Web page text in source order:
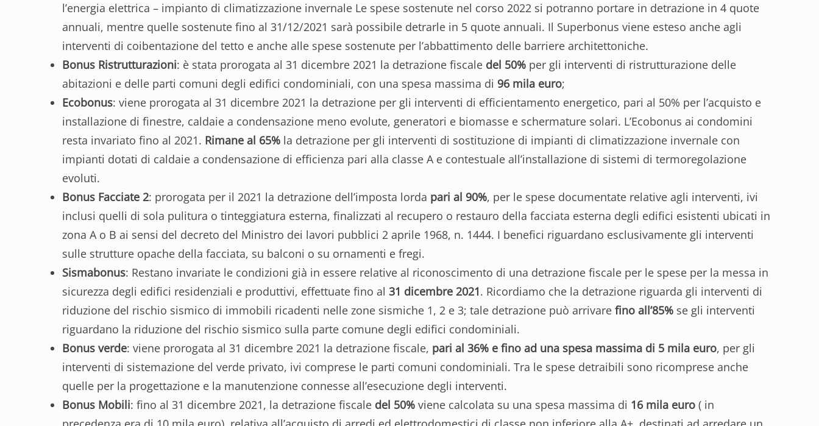
l’energia elettrica – impianto di climatizzazione invernale Le spese sostenute nel corso 2022 si potranno portare in detrazione in 4 quote
annuali, mentre quelle sostenute fino al 31/12/2021 sarà possibile detrarle in 5 quote annuali. Il Superbonus viene esteso anche agli
interventi di coibentazione del tetto e anche alle spese sostenute per l’abbattimento delle barriere architettoniche.
Bonus Ristrutturazioni: è stata prorogata al 31 dicembre 2021 la detrazione fiscale del 50% per gli interventi di ristrutturazione delle
abitazioni e delle parti comuni degli edifici condominiali, con una spesa massima di 96 mila euro;
Ecobonus: viene prorogata al 31 dicembre 2021 la detrazione per gli interventi di efficientamento energetico, pari al 50% per l’acquisto e
installazione di finestre, caldaie a condensazione meno evolute, generatori e biomasse e schermature solari. L’Ecobonus ai condomini
resta invariato fino al 2021. Rimane al 65% la detrazione per gli interventi di sostituzione di impianti di climatizzazione invernale con
impianti dotati di caldaie a condensazione di efficienza pari alla classe A e contestuale all’installazione di sistemi di termoregolazione
evoluti.
Bonus Facciate 2: prorogata per il 2021 la detrazione dell’imposta lorda pari al 90%, per le spese documentate relative agli interventi, ivi
inclusi quelli di sola pulitura o tinteggiatura esterna, finalizzati al recupero o restauro della facciata esterna degli edifici esistenti ubicati in
zona A o B ai sensi del decreto del Ministro dei lavori pubblici 2 aprile 1968, n. 1444. I benefici riguardano esclusivamente gli interventi
sulle strutture opache della facciata, su balconi o su ornamenti e fregi.
Sismabonus: Restano invariate le condizioni già in essere relative al riconoscimento di una detrazione fiscale per le spese per la messa in
sicurezza degli edifici residenziali e produttivi, effettuate fino al 31 dicembre 2021. Ricordiamo che la detrazione riguarda gli interventi di
riduzione del rischio sismico di immobili ricadenti nelle zone sismiche 1, 2 e 3; tale detrazione può arrivare fino all’85% se gli interventi
riguardano la riduzione del rischio sismico sulla parte comune degli edifici condominiali.
Bonus verde: viene prorogata al 31 dicembre 2021 la detrazione fiscale, pari al 36% e fino ad una spesa massima di 5 mila euro, per gli
interventi di sistemazione del verde privato, ivi comprese le parti comuni condominiali. Tra le spese detraibili sono ricomprese anche
quelle per la progettazione e la manutenzione connesse all’esecuzione degli interventi.
Bonus Mobili: fino al 31 dicembre 2021, la detrazione fiscale del 50% viene calcolata su una spesa massima di 16 mila euro ( in